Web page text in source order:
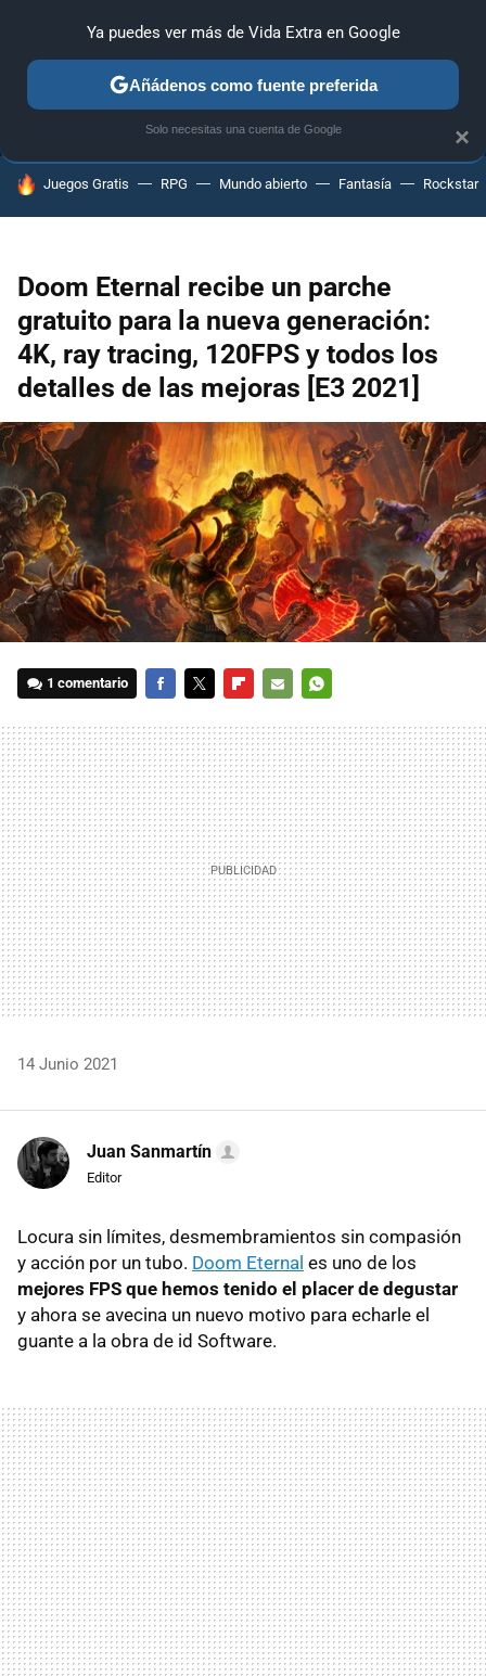
ANÁLISIS GUÍAS Y TRUCOS PC SONY NINTENDO
HOY SE HABLA DE
Juegos Gratis RPG Mundo abierto Fantasía Rockstar
Doom Eternal recibe un parche
gratuito para la nueva generación:
4K, ray tracing, 120FPS y todos los
detalles de las mejoras [E3 2021]
1 comentario
MAIL
14 Junio 2021
Juan Sanmartín
Editor
Locura sin límites, desmembramientos sin compasión
y acción por un tubo. Doom Eternal es uno de los
mejores FPS que hemos tenido el placer de degustar
y ahora se avecina un nuevo motivo para echarle el
guante a la obra de id Software.
×
Ya puedes ver más de Vida Extra en Google
Añádenos como fuente preferida
Solo necesitas una cuenta de Google